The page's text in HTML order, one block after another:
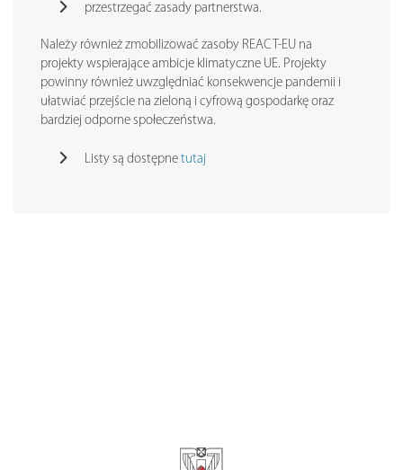
przestrzegać zasady partnerstwa.
Należy również zmobilizować zasoby REACT-EU na
projekty wspierające ambicje klimatyczne UE. Projekty
powinny również uwzględniać konsekwencje pandemii i
ułatwiać przejście na zieloną i cyfrową gospodarkę oraz
bardziej odporne społeczeństwa.
Listy są dostępne tutaj